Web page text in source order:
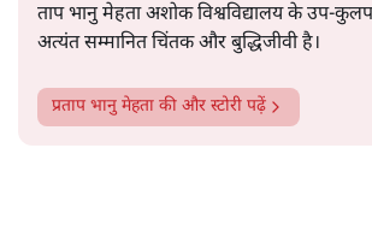
ताप भानु मेहता अशोक विश्वविद्यालय के उप-
अत्यंत सम्मानित चिंतक और बुद्धिजीवी है।
प्रताप भानु मेहता की और स्टोरी पढ़ें